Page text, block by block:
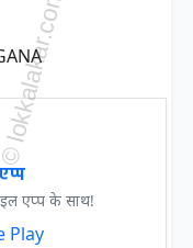
एप्प के साथ!